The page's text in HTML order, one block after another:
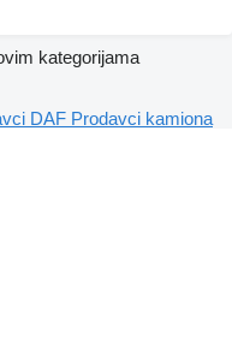
kategorijama
DAF Prodavci kamiona